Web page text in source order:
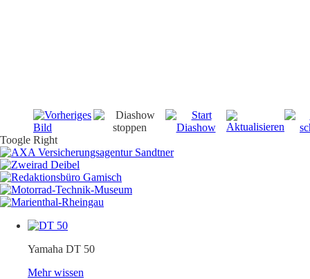
Toogle Right
Yamaha DT 50
Mehr wissen